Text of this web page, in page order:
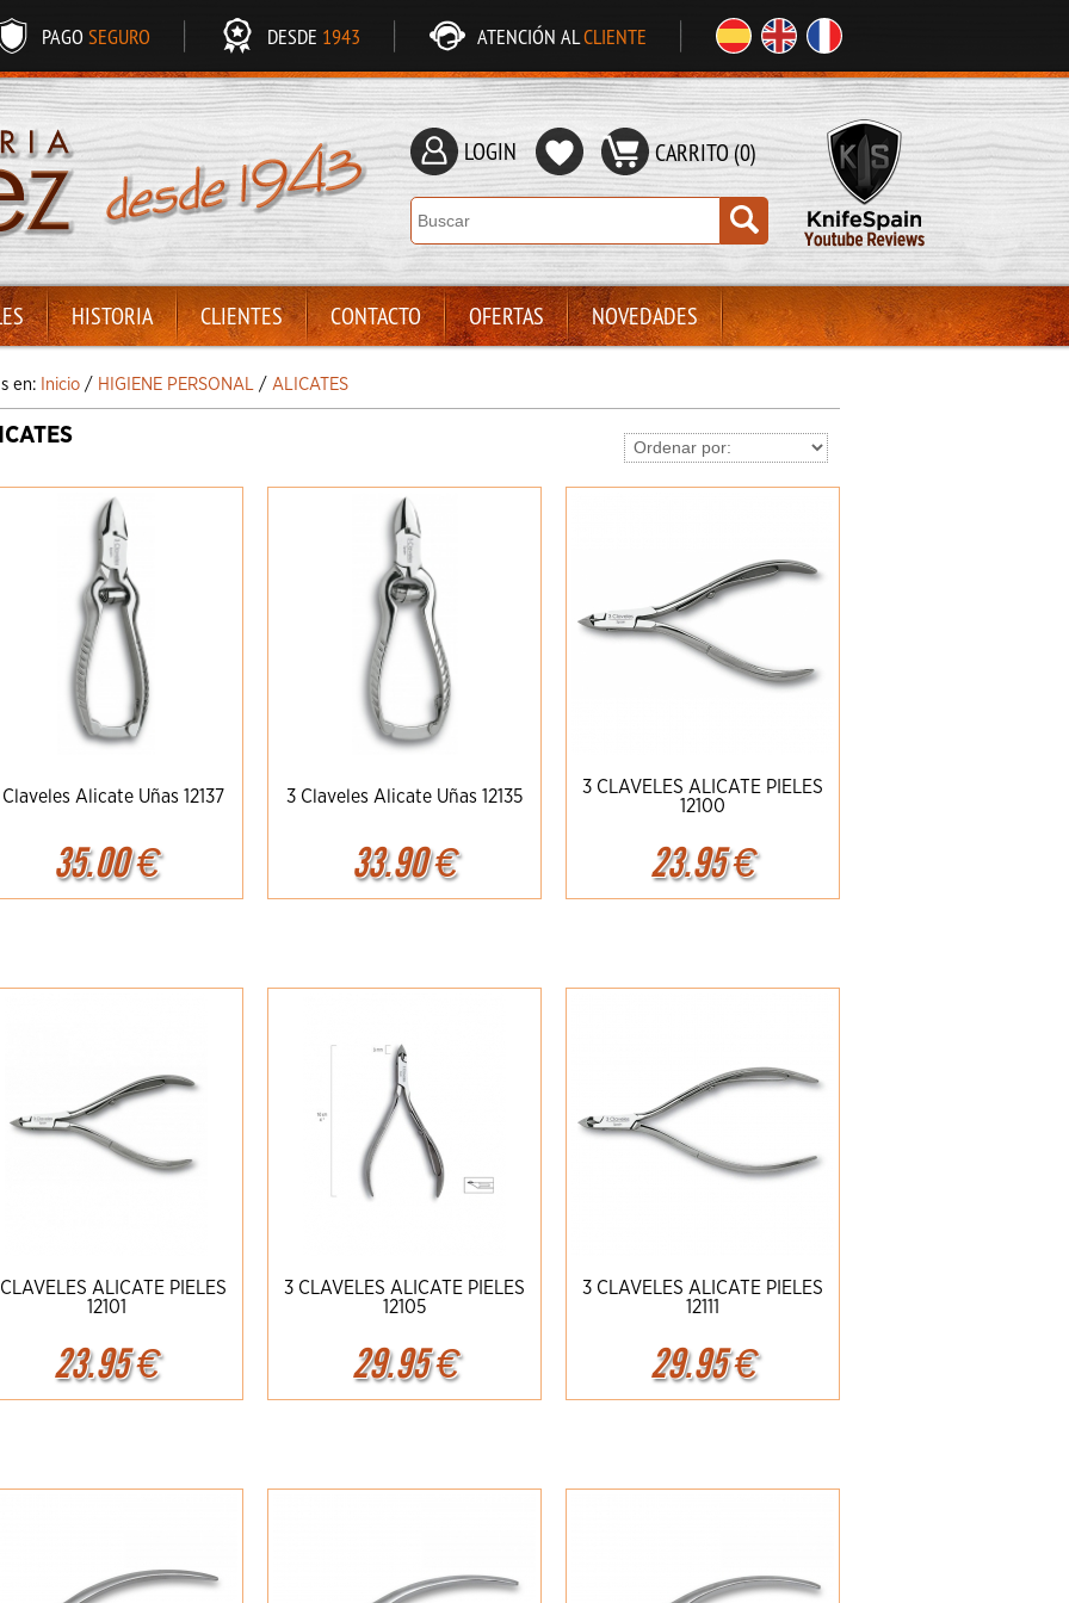
PAGO SEGURO DESDE 1943 ATENCIÓN ALCLIENTE
LOGIN CARRITO (0)
HISTORIA CLIENTES CONTACTO OFERTAS NOVEDADES
en: Inicio / HIGIENE PERSONAL / ALICATES
Alicate Uñas 12137
35.00€
Ampliar Detalles
3 Claveles Alicate Uñas 12135
33.90€
Ampliar Detalles
3 CLAVELES ALICATE PIELES
12100
23.95€
Ampliar Detalles
ALICATE PIELES
12101
23.95€
Ampliar Detalles
3 CLAVELES ALICATE PIELES
12105
29.95€
Ampliar Detalles
3 CLAVELES ALICATE PIELES
12111
29.95€
Ampliar Detalles